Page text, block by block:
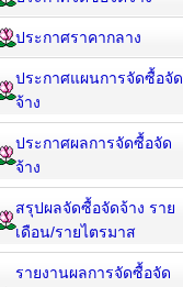
ประกาศราคากลาง
ประกาศแผนการจัดซื้อจัด
จ้าง
ประกาศผลการจัดซื้อจัด
จ้าง
สรุปผลจัดซื้อจัดจ้าง ราย
เดือน/รายไตรมาส
รายงานผลการจัดซื้อจัด